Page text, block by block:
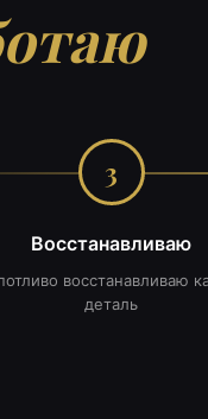
3
Восстанавливаю
восстанавливаю
деталь